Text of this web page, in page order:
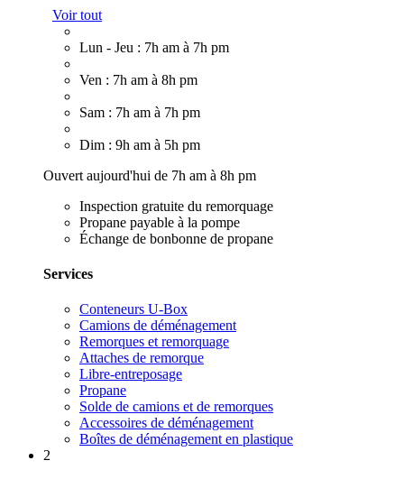
Voir tout
Lun - Jeu : 7h am à 7h pm
Ven : 7h am à 8h pm
Sam : 7h am à 7h pm
Dim : 9h am à 5h pm
Ouvert aujourd'hui de 7h am à 8h pm
Inspection gratuite du remorquage
Propane payable à la pompe
Échange de bonbonne de propane
Services
Conteneurs U-Box
Camions de déménagement
Remorques et remorquage
Attaches de remorque
Libre-entreposage
Propane
Solde de camions et de remorques
Accessoires de déménagement
Boîtes de déménagement en plastique
2